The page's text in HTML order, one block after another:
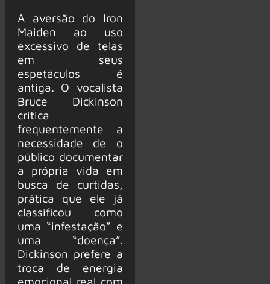
A aversão do Iron
Maiden ao uso
excessivo de telas
em seus
espetáculos é
antiga. O vocalista
Bruce Dickinson
critica
frequentemente a
necessidade de o
público documentar
a própria vida em
busca de curtidas,
prática que ele já
classificou como
uma “infestação” e
uma “doença”.
Dickinson prefere a
troca de energia